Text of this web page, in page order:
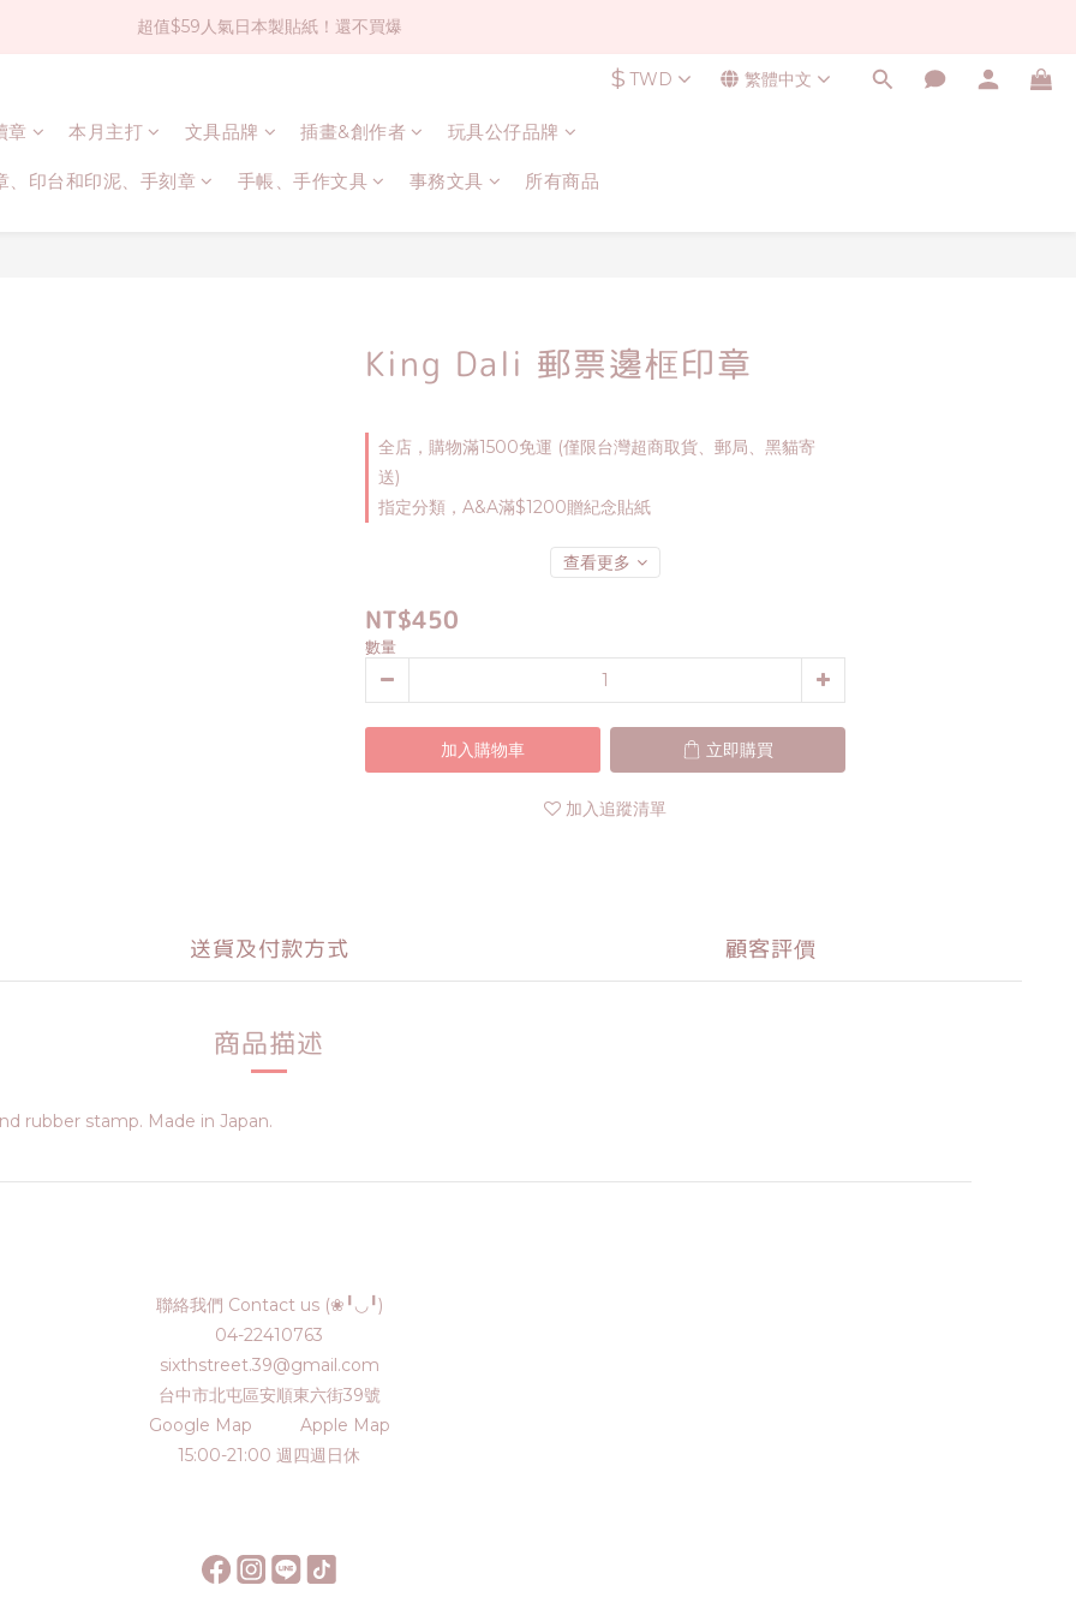
社群大人氣！各種有趣的打洞器
超值$59人氣日本製貼紙！還不買爆
社群大人氣！各種有趣的打洞器
$ TWD 繁體中文
章 本月主打 文具品牌 插畫&創作者 玩具公仔品牌
、印台和印泥、手刻章 手帳、手作文具 事務文具 所有商品
King Dali 郵票邊框印章
全店，購物滿1500免運 (僅限台灣超商取貨、郵局、黑貓寄
送)
指定分類，A&A滿$1200贈紀念貼紙
查看更多
NT$450
數量
加入購物車 立即購買
加入追蹤清單
送貨及付款方式 顧客評價
商品描述
rubber stamp. Made in Japan.
聯絡我們 Contact us (❀╹◡╹)
04-22410763
sixthstreet.39@gmail.com
台中市北屯區安順東六街39號
Google Map
Apple Map
15:00-21:00 週四週日休